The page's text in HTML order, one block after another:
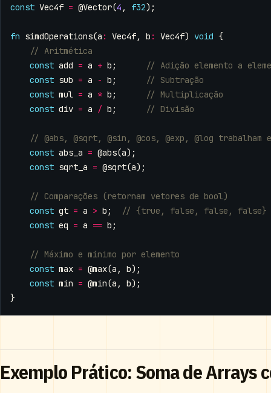
const Vec4f = @Vector(4 , f32);
fn simdOperations(a : Vec4f, b : Vec4f) void {
const add = a + b ;
const sub = a - b ;
const mul = a * b ;
const div = a / b ;
const abs_a = @abs(a);
const sqrt_a = @sqrt(a);
const gt = a > b ;
const eq = a == b ;
const max = @max(a , b);
const min = @min(a , b);
}
Exemplo Prático: Soma de Arrays